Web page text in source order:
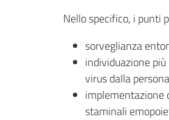
Nello specifico, i punti
sorveglianza
individuazione
virus dalla
implementazione
staminali